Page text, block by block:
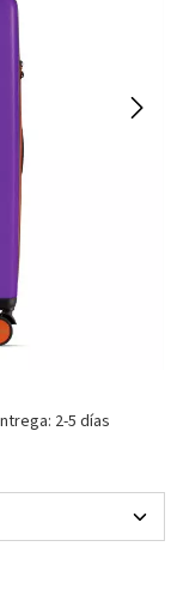
2-5 días